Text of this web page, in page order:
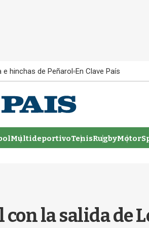
e hinchas de Peñarol En Clave País
MultideportivoTenisRugby
la salida de